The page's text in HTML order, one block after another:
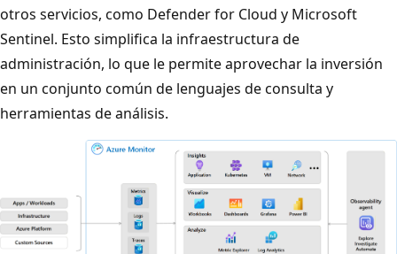
otros servicios, como Defender for Cloud y Microsoft
Sentinel. Esto simplifica la infraestructura de
administración, lo que le permite aprovechar la inversión
en un conjunto común de lenguajes de consulta y
herramientas de análisis.